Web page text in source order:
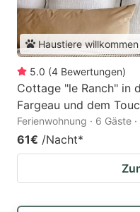
Haustiere willkommen
5.0 (4 Bewertungen)
Cottage "le Ranch" in
Fargeau und dem
Ferienwohnung · 6 Gäste
61€ /Nacht*